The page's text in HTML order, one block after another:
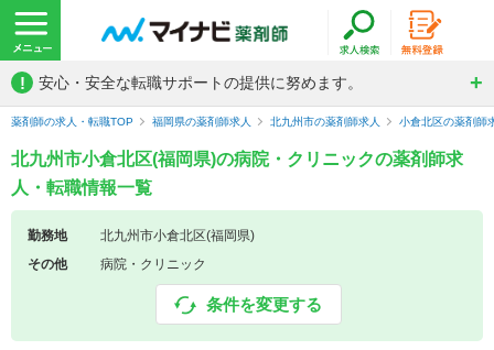
! 安心・安全な転職サポートの提供に努めます。
薬剤師の求人・転職TOP 福岡県の薬剤師求人 北九州市の薬剤師求人 小倉北区の薬剤師
北九州市小倉北区(福岡県)の病院・クリニックの薬剤師求
人・転職情報一覧
勤務地
北九州市小倉北区(福岡県)
その他
病院・クリニック
条件を変更する